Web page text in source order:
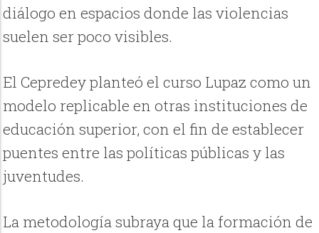
diálogo en espacios donde las violencias
suelen ser poco visibles.
El Cepredey planteó el curso Lupaz como un
modelo replicable en otras instituciones de
educación superior, con el fin de establecer
puentes entre las políticas públicas y las
juventudes.
La metodología subraya que la formación de